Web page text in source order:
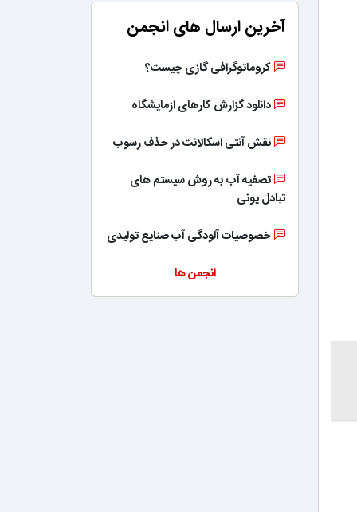
آخرین ارسال های انجمن
کروماتوگرافی گازی چیست؟
دانلود گزارش کارهای ازمایشگاه
نقش آنتی اسکالانت در حذف رسوب
تصفیه آب به روش سیستم های
تبادل یونی
خصوصیات آلودگی آب صنایع تولیدی
انجمن ها